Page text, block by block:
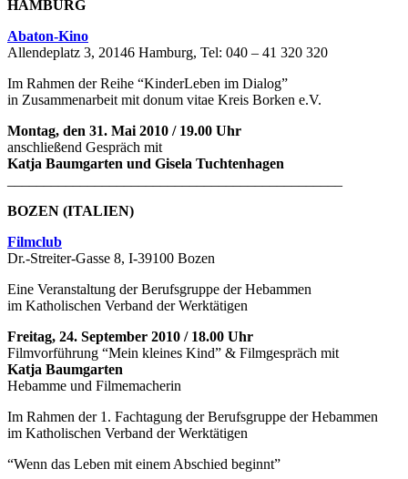
HAMBURG
Abaton-Kino
Allendeplatz 3, 20146 Hamburg, Tel: 040 – 41 320 320
Im Rahmen der Reihe “KinderLeben im Dialog”
in Zusammenarbeit mit donum vitae Kreis Borken e.V.
Montag, den 31. Mai 2010 / 19.00 Uhr
anschließend Gespräch mit
Katja Baumgarten und Gisela Tuchtenhagen
BOZEN (ITALIEN)
Filmclub
Dr.-Streiter-Gasse 8, I-39100 Bozen
Eine Veranstaltung der Berufsgruppe der Hebammen
im Katholischen Verband der Werktätigen
Freitag, 24. September 2010 / 18.00 Uhr
Filmvorführung “Mein kleines Kind” & Filmgespräch mit
Katja Baumgarten
Hebamme und Filmemacherin
Im Rahmen der 1. Fachtagung der Berufsgruppe der Hebammen
im Katholischen Verband der Werktätigen
“Wenn das Leben mit einem Abschied beginnt”